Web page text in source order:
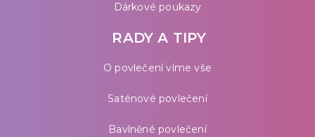
Dárkové poukazy
RADY A TIPY
O povlečení víme vše
Saténové povlečení
Bavlněné povlečení